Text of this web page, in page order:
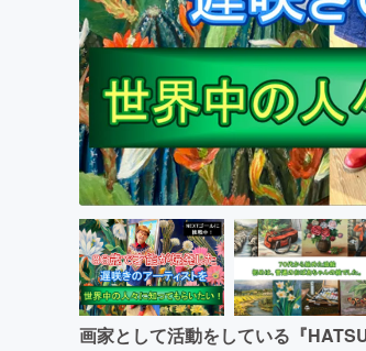
画家として活動をしている『